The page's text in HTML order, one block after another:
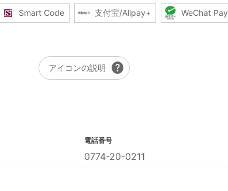
Smart Code 支付宝/Alipay+ WeChat Pay
アイコンの説明 help
電話番号
0774-20-0211